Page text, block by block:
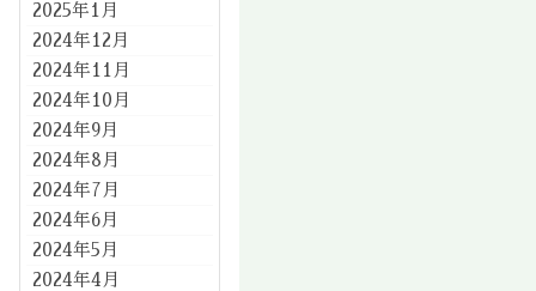
2025年1月
2024年12月
2024年11月
2024年10月
2024年9月
2024年8月
2024年7月
2024年6月
2024年5月
2024年4月